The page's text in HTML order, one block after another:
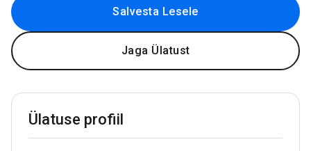
Salvesta Lesele
Jaga Ülatust
Ülatuse profiil